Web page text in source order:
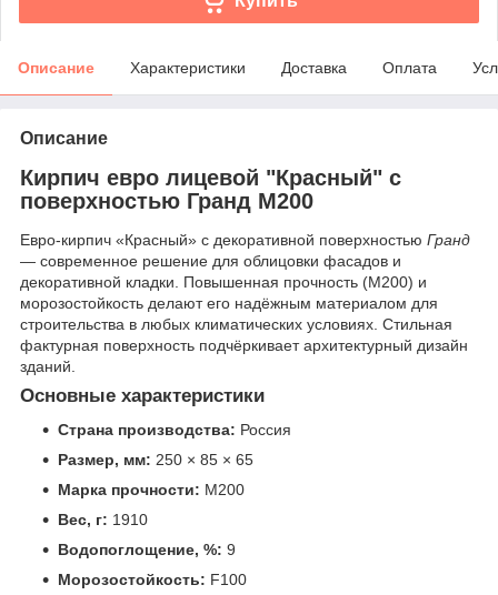
Описание Характеристики Доставка Оплата
Описание
Кирпич евро лицевой "Красный" с
поверхностью Гранд М200
Евро-кирпич «Красный» с декоративной поверхностью Гранд
— современное решение для облицовки фасадов и
декоративной кладки. Повышенная прочность (М200) и
морозостойкость делают его надёжным материалом для
строительства в любых климатических условиях. Стильная
фактурная поверхность подчёркивает архитектурный дизайн
зданий.
Основные характеристики
Страна производства: Россия
Размер, мм: 250 × 85 × 65
Марка прочности: М200
Вес, г: 1910
Водопоглощение, %: 9
Морозостойкость: F100